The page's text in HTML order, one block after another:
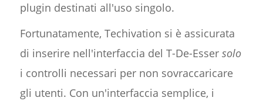
plugin destinati all'uso singolo.
Fortunatamente, Techivation si è assicurata
di inserire nell'interfaccia del T-De-Esser solo
i controlli necessari per non sovraccaricare
gli utenti. Con un'interfaccia semplice, i